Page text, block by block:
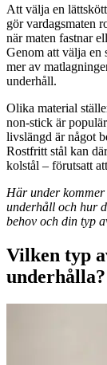
Att välja en
gör vardagsmaten
när maten fastnar
Genom att välja en
mer av
underhåll.
Olika material
non-stick är
livslängd är något
Rostfritt stål kan
kolstål – förutsatt
Här under
underhåll och hur
behov och din typ
Vilken typ
underhålla?